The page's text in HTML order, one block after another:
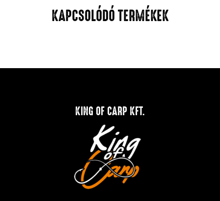
KAPCSOLÓDÓ TERMÉKEK
KING OF CARP KFT.